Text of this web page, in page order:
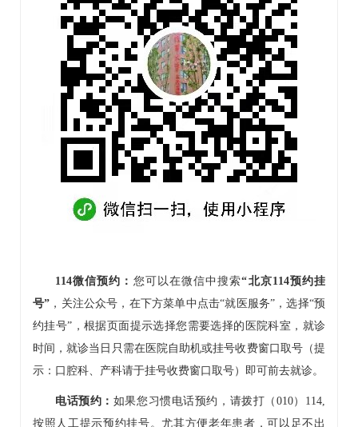
114微信预约： 您可以在微信中搜索“北京114预约挂
号” ，关注公众号，在下方菜单中点击“就医服务”，选择“预
约挂号”，根据页面提示选择您需要选择的医院科室，就诊
时间，就诊当日只需在医院自助机或挂号收费窗口取号（提
示： 口腔科 、产科请于挂号收费窗口取号）即可前去就诊。
电话预约： 如果您习惯电话预约，请拨打（010）114,
按照人工提示预约挂号。尤其方便老年患者，可以足不出